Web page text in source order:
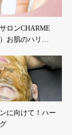
ロンCHARME
お肌のハリ…
に向けて！ハー